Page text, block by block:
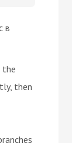
в
the
then